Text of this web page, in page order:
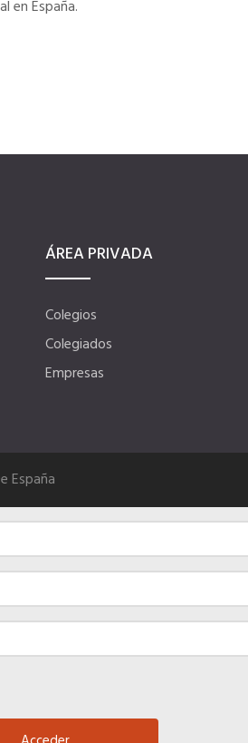
en España.
ÁREA PRIVADA
Colegios
Colegiados
Empresas
España